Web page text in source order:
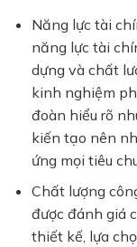
Năng lực tài
năng lực tài
dựng và chất
kinh nghiệm
đoàn hiểu rõ
kiến tạo nên
ứng mọi tiêu
Chất lượng
được đánh giá
thiết kế, lựa